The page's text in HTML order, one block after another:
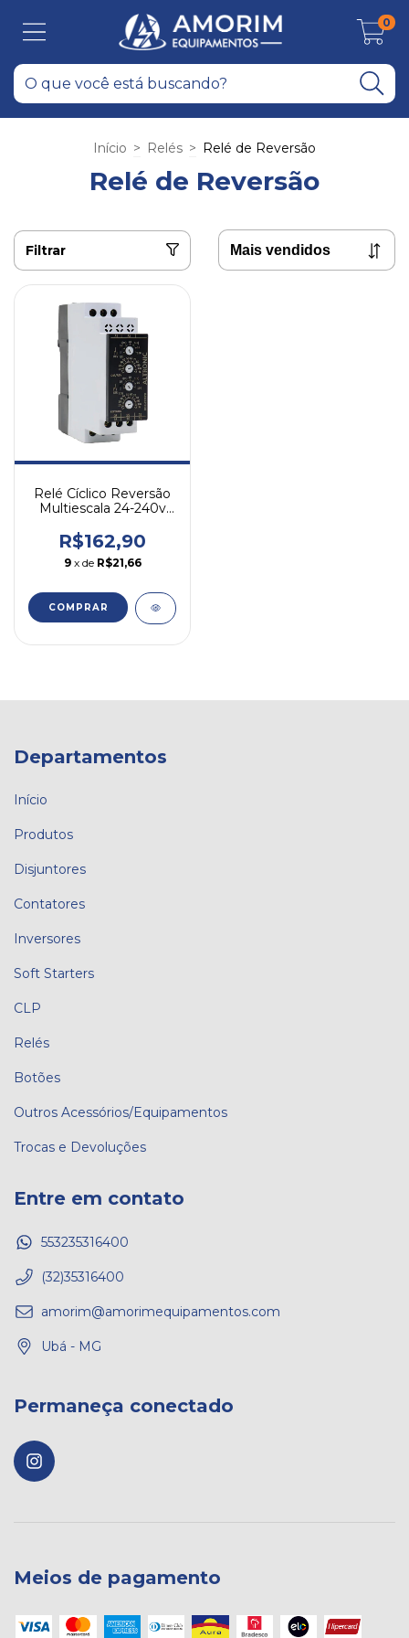
0
Início > Relés > Relé de Reversão
Relé de Reversão
Filtrar
Relé Cíclico Reversão
Multiescala 24-240v
R$162,90
9 x de R$21,66
Departamentos
Início
Produtos
Disjuntores
Contatores
Inversores
Soft Starters
CLP
Relés
Botões
Outros Acessórios/Equipamentos
Trocas e Devoluções
Entre em contato
553235316400
(32)35316400
amorim@amorimequipamentos.com
Ubá - MG
Permaneça conectado
Meios de pagamento